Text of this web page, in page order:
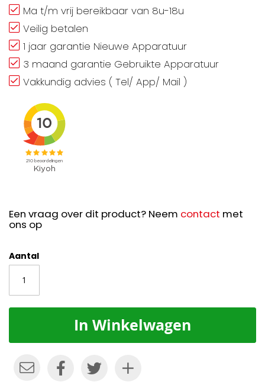
Ma t/m vrij bereikbaar van 8u-18u
Veilig betalen
1 jaar garantie Nieuwe Apparatuur
3 maand garantie Gebruikte Apparatuur
Vakkundig advies ( Tel/ App/ Mail )
Een vraag over dit product? Neem contact met
ons op
Aantal
In Winkelwagen